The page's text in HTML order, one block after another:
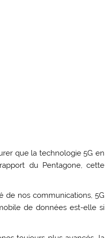
que la technologie 5G en
du Pentagone, cette
de nos communications, 5G
de données est-elle si